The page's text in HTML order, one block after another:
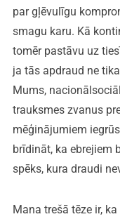
par gļēvulīgu
smagu karu. Kā
tomēr pastāvu uz
ja tās apdraud ne
Mums,
trauksmes zvanus
mēģinājumiem
brīdināt, ka ebrejiem
spēks, kura draudi
Mana trešā tēze ir,